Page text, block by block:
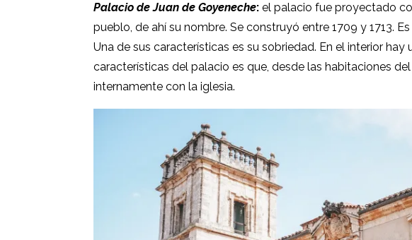
Palacio de Juan de Goyeneche: el palacio fue proyectado
pueblo, de ahí su nombre. Se construyó entre 1709 y 1713.
Una de sus características es su sobriedad. En el interior
características del palacio es que, desde las habitaciones
internamente con la iglesia.